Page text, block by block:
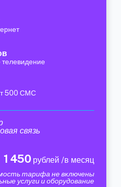
телевидение
500 СМС
связь
1 450 рублей /в месяц
тарифа не включены
услуги и оборудование